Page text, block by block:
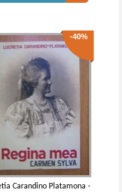
-40%
Carandino Platamona -